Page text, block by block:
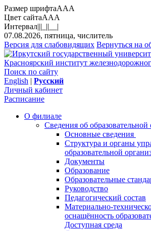
Размер шрифтаAAA
Цвет сайтаAAA
Интервал|||_||__|
07.08.2026, пятница, числитель
Версия для слабовидящих Вернуться на
Красноярский институт
Поиск по сайту
English | Русский
Личный кабинет
Расписание
О филиале
Сведения об образовательной
Основные сведения
Структура и органы
образовательной
Документы
Образование
Образовательные
Руководство
Педагогический состав
Материально-
оснащённость
Доступная среда